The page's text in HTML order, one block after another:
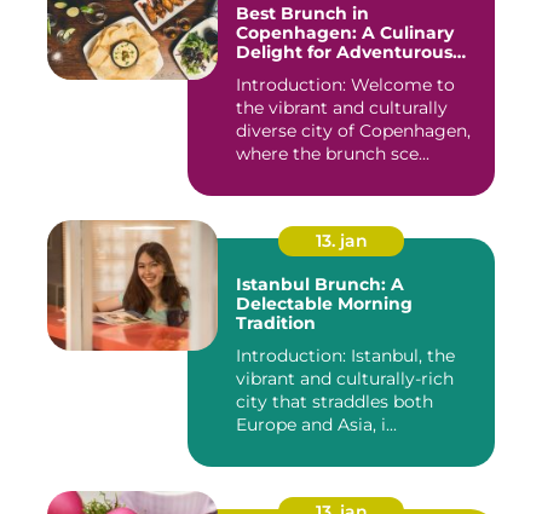
Best Brunch in
Copenhagen: A Culinary
Delight for Adventurous
Introduction: Welcome to
the vibrant and culturally
diverse city of Copenhagen,
where the brunch sce...
13. jan
Istanbul Brunch: A
Delectable Morning
Tradition
Introduction: Istanbul, the
vibrant and culturally-rich
city that straddles both
Europe and Asia, i...